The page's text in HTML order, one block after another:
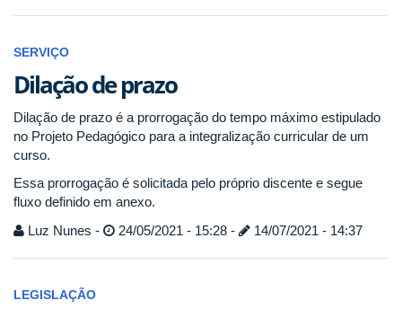
SERVIÇO
Dilação de prazo
Dilação de prazo é a prorrogação do tempo máximo estipulado
no Projeto Pedagógico para a integralização curricular de um
curso.
Essa prorrogação é solicitada pelo próprio discente e segue
fluxo definido em anexo.
Luz Nunes -
24/05/2021 - 15:28 - 14/07/2021 - 14:37
LEGISLAÇÃO